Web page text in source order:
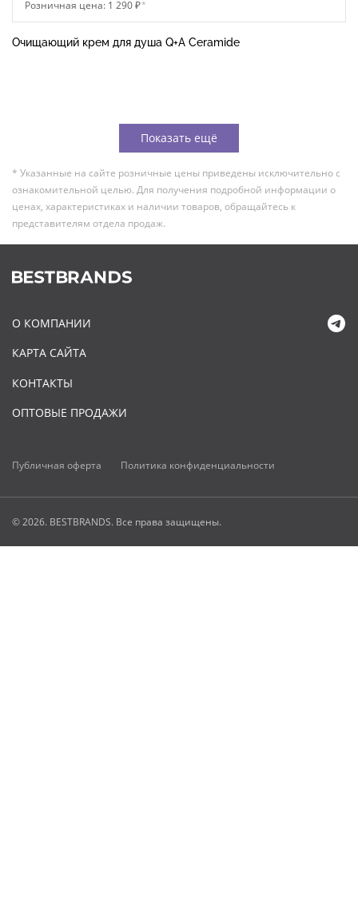
Розничная цена: 1 290 ₽*
Очищающий крем для душа Q+A Ceramide
Показать ещё
* Указанные на сайте розничные цены приведены исключительно с
ознакомительной целью. Для получения подробной информации о
ценах, характеристиках и наличии товаров, обращайтесь к
представителям отдела продаж.
О КОМПАНИИ
КАРТА САЙТА
КОНТАКТЫ
ОПТОВЫЕ ПРОДАЖИ
Публичная оферта Политика конфиденциальности
© 2026. BESTBRANDS. Все права защищены.